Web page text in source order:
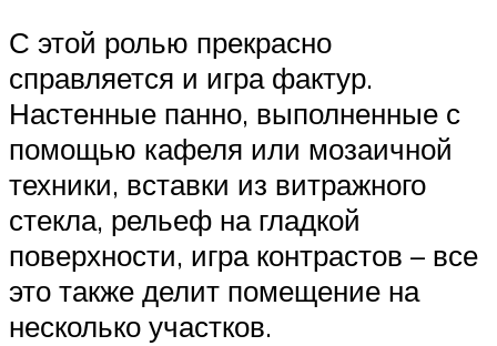
С этой ролью прекрасно
справляется и игра фактур.
Настенные панно, выполненные с
помощью кафеля или мозаичной
техники, вставки из витражного
стекла, рельеф на гладкой
поверхности, игра контрастов – все
это также делит помещение на
несколько участков.